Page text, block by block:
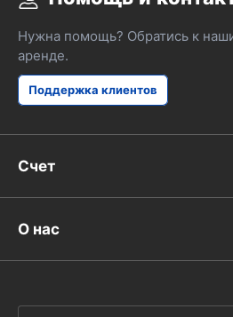
Нужна помощь? Обратись к
аренде.
Поддержка клиентов
Счет
О нас